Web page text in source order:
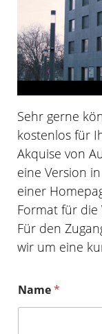
Sehr gerne
kostenlos für
Akquise von
eine Version
einer
Format für die
Für den
wir um eine
Name*